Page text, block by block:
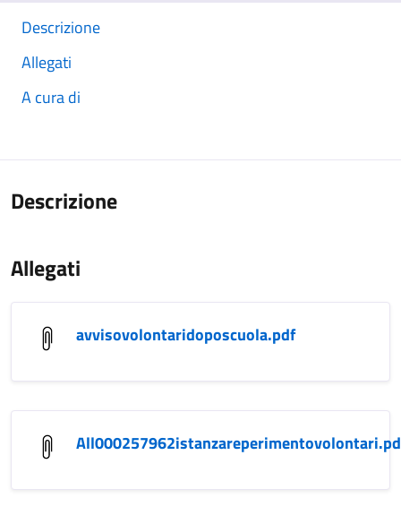
Descrizione
Allegati
A cura di
Descrizione
Allegati
avvisovolontaridoposcuola.pdf